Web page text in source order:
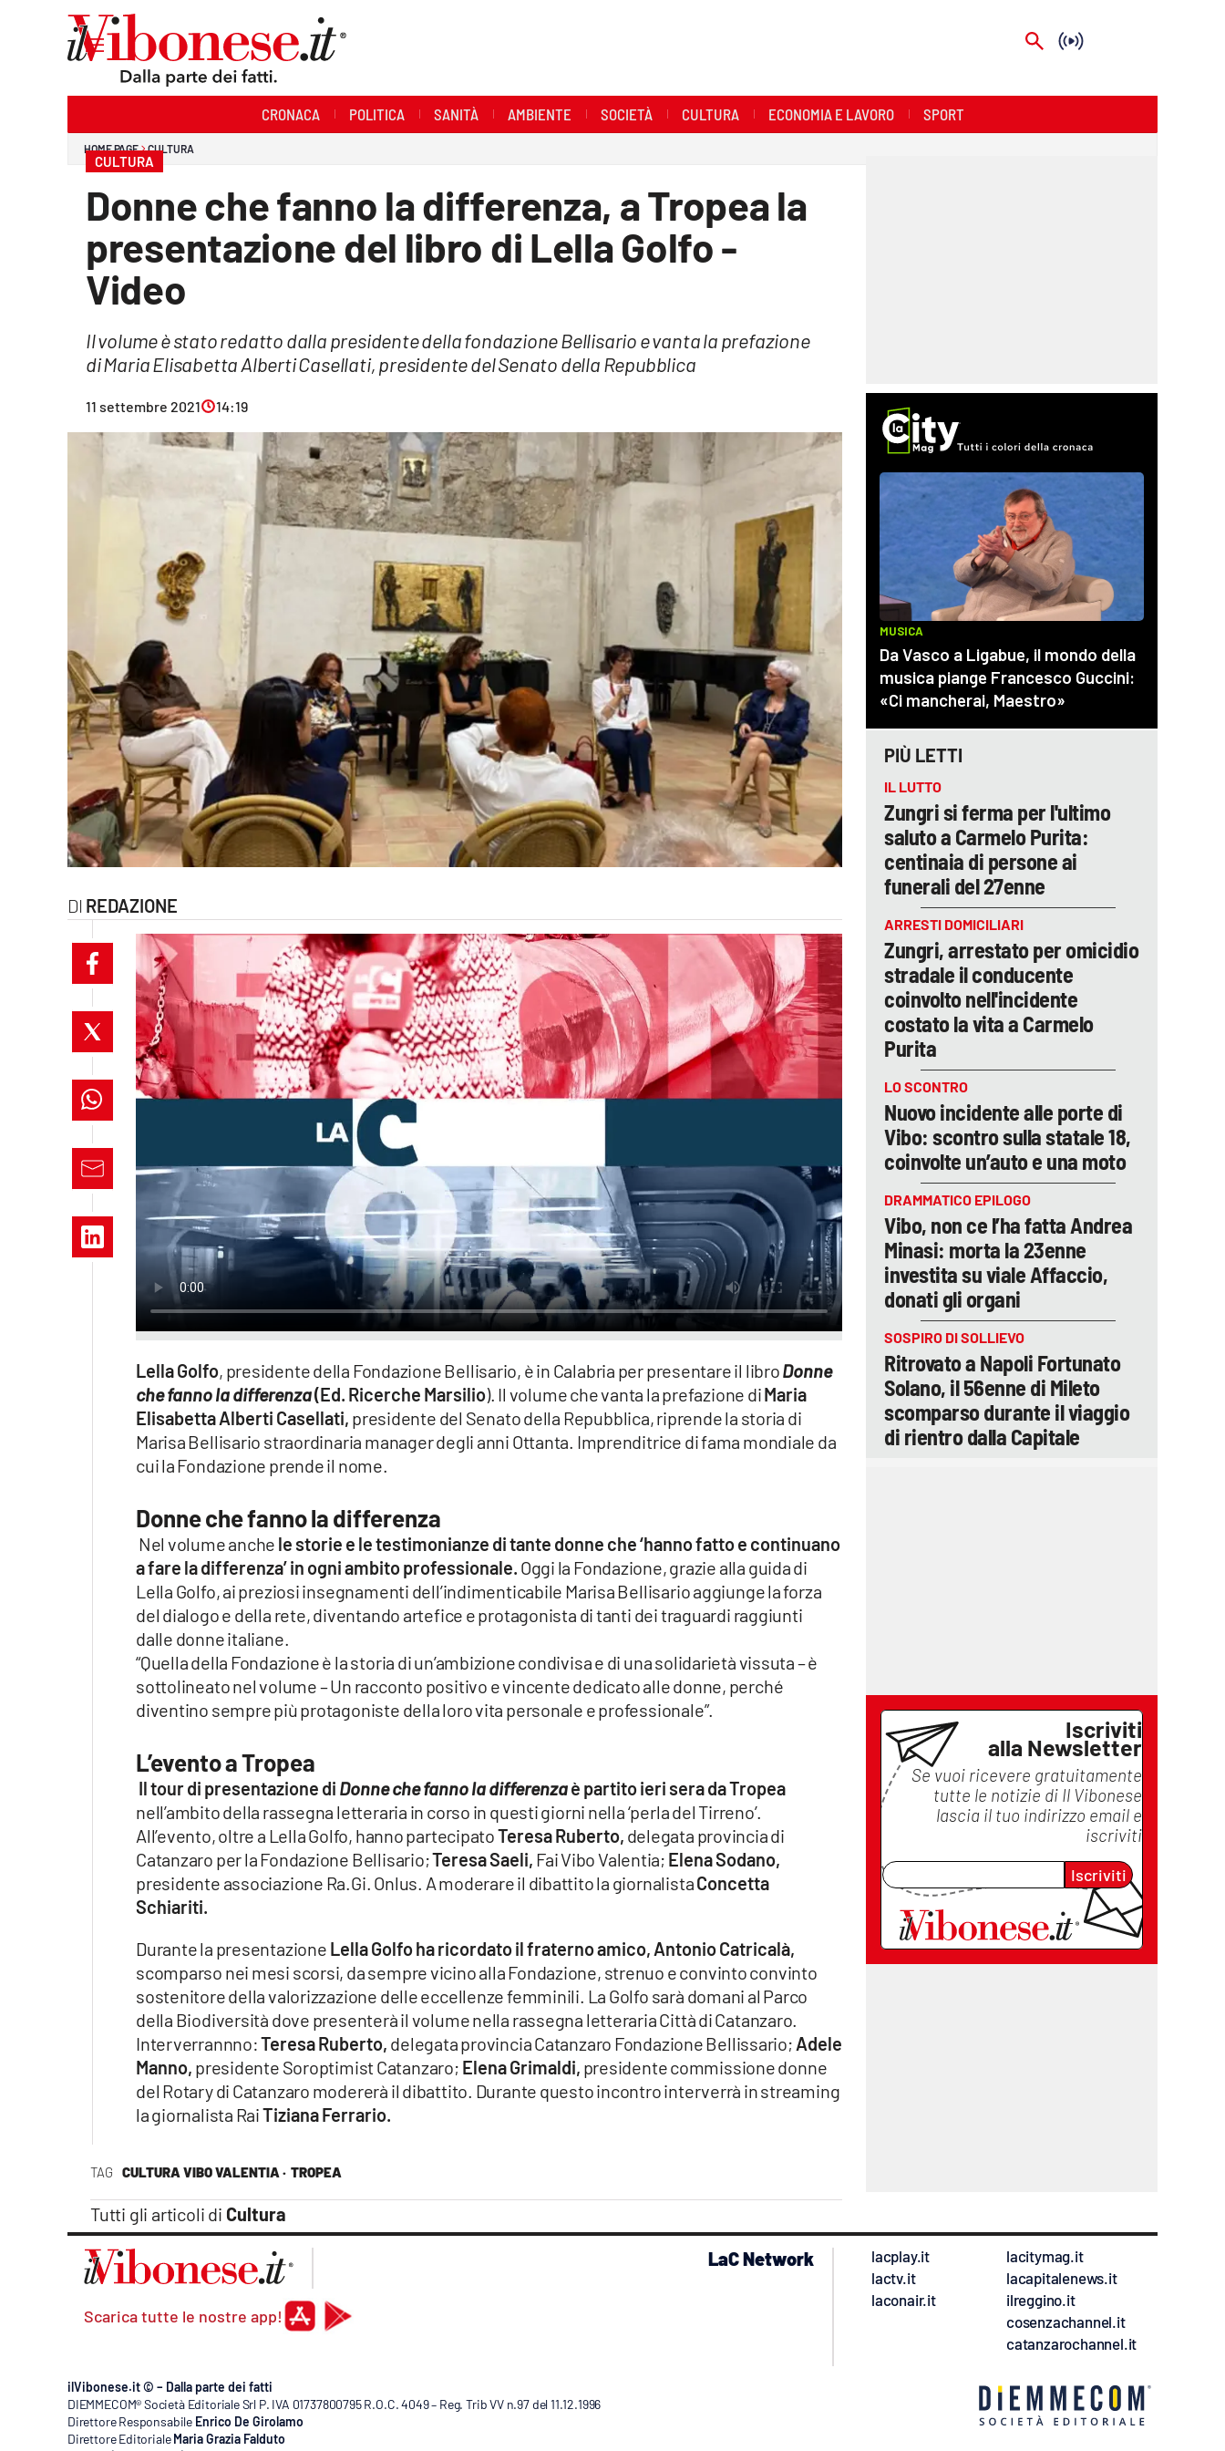
ilvibonese.it
catanzarochannel.it
lacapitalenews.it
Vai
CRONACA POLITICA SANITÀ AMBIENTE SOCIETÀ CULTURA ECONOMIA E LAVORO SPORT
HOME PAGE CULTURA
CULTURA
Donne che fanno la differenza, a Tropea la
presentazione del libro di Lella Golfo -
Video
Il volume è stato redatto dalla presidente della fondazione Bellisario e vanta la prefazione
di Maria Elisabetta Alberti Casellati, presidente del Senato della Repubblica
11 settembre 2021 14:19
REDAZIONE
TAG CULTURA VIBO VALENTIA · TROPEA
Tutti gli articoli di Cultura
Lella Golfo, presidente della Fondazione Bellisario, è in Calabria per presentare il libroDonne
che fanno la differenza(Ed. Ricerche Marsilio). Il volume che vanta la prefazione diMaria
Elisabetta Alberti Casellati, presidente del Senato della Repubblica, riprende la storia di
Marisa Bellisario straordinaria manager degli anni Ottanta. Imprenditrice di fama mondiale da
cui la Fondazione prende il nome.
Donne che fanno la differenza
Nel volume anche le storie e le testimonianze di tante donne che ‘hanno fatto e continuano
a fare la differenza’ in ogni ambito professionale. Oggi la Fondazione, grazie alla guida di
Lella Golfo, ai preziosi insegnamenti dell’indimenticabile Marisa Bellisario aggiunge la forza
del dialogo e della rete, diventando artefice e protagonista di tanti dei traguardi raggiunti
dalle donne italiane.
“Quella della Fondazione è la storia di un’ambizione condivisa e di una solidarietà vissuta – è
sottolineato nel volume – Un racconto positivo e vincente dedicato alle donne, perché
diventino sempre più protagoniste della loro vita personale e professionale”.
L’evento a Tropea
Il tour di presentazione di Donne che fanno la differenzaè partito ieri sera da Tropea
nell’ambito della rassegna letteraria in corso in questi giorni nella ‘perla del Tirreno’.
All’evento, oltre a Lella Golfo, hanno partecipatoTeresa Ruberto, delegata provincia di
Catanzaro per la Fondazione Bellisario;Teresa Saeli, Fai Vibo Valentia; Elena Sodano,
presidente associazione Ra.Gi. Onlus. A moderare il dibattito la giornalistaConcetta
Schiariti.
Durante la presentazione Lella Golfo ha ricordato il fraterno amico, Antonio Catricalà,
scomparso nei mesi scorsi, da sempre vicino alla Fondazione, strenuo e convinto convinto
sostenitore della valorizzazione delle eccellenze femminili. La Golfo sarà domani al Parco
della Biodiversità dove presenterà il volume nella rassegna letteraria Città di Catanzaro.
Interverrannno:Teresa Ruberto, delegata provincia Catanzaro Fondazione Bellissario; Adele
Manno, presidente Soroptimist Catanzaro; Elena Grimaldi, presidente commissione donne
del Rotary di Catanzaro modererà il dibattito. Durante questo incontro interverrà in streaming
la giornalista RaiTiziana Ferrario.
PIÙ LETTI
IL LUTTO
Zungri si ferma per l'ultimo
saluto a Carmelo Purita:
centinaia di persone ai
funerali del 27enne
ARRESTI DOMICILIARI
Zungri, arrestato per omicidio
stradale il conducente
coinvolto nell'incidente
costato la vita a Carmelo
Purita
LO SCONTRO
Nuovo incidente alle porte di
Vibo: scontro sulla statale 18,
coinvolte un’auto e una moto
DRAMMATICO EPILOGO
Vibo, non ce l’ha fatta Andrea
Minasi: morta la 23enne
investita su viale Affaccio,
donati gli organi
SOSPIRO DI SOLLIEVO
Ritrovato a Napoli Fortunato
Solano, il 56enne di Mileto
scomparso durante il viaggio
di rientro dalla Capitale
Iscriviti
alla Newsletter
Se vuoi ricevere gratuitamente
tutte le notizie di Il Vibonese
lascia il tuo indirizzo email e
iscriviti
Iscriviti
Scarica tutte le nostre app!
LaC Network
lacplay.it
lactv.it
laconair.it
lacitymag.it
lacapitalenews.it
ilreggino.it
cosenzachannel.it
catanzarochannel.it
ilVibonese.it © – Dalla parte dei fatti
DIEMMECOM® Società Editoriale Srl P. IVA 01737800795 R.O.C. 4049 – Reg. Trib VV n.97 del 11.12.1996
Direttore Responsabile Enrico De Girolamo
Direttore Editoriale Maria Grazia Falduto